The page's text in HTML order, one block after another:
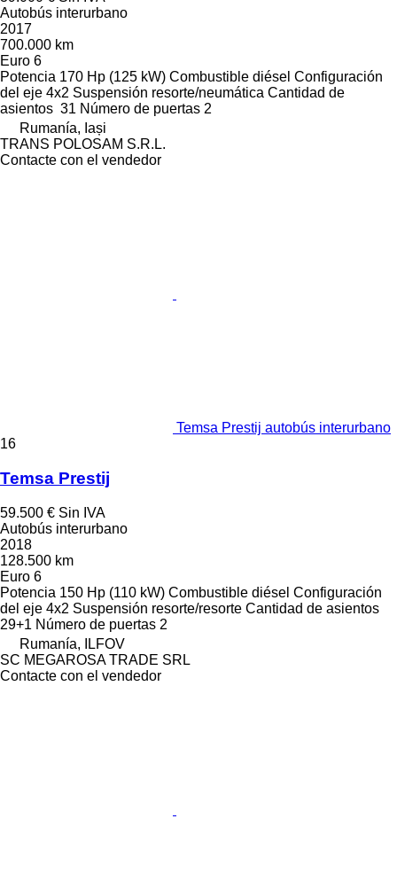
Autobús interurbano
2017
700.000 km
Euro 6
Potencia 170 Hp (125 kW) Combustible diésel Configuración
del eje 4x2 Suspensión resorte/neumática Cantidad de
asientos 31 Número de puertas 2
Rumanía, Iași
TRANS POLOSAM S.R.L.
Contacte con el vendedor
Temsa Prestij autobús interurbano
16
Temsa Prestij
59.500 € Sin IVA
Autobús interurbano
2018
128.500 km
Euro 6
Potencia 150 Hp (110 kW) Combustible diésel Configuración
del eje 4x2 Suspensión resorte/resorte Cantidad de asientos
29+1 Número de puertas 2
Rumanía, ILFOV
SC MEGAROSA TRADE SRL
Contacte con el vendedor